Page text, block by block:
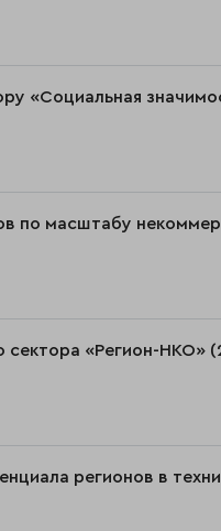
«Социальная
по масштабу
сектора «Регион-НКО»
регионов в